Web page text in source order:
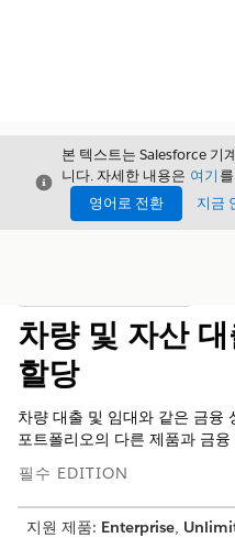
닫기
본 텍스트는 Salesforce 기
니다. 자세한 내용은 여기
영어로 전환
지금
차량 및 자산
할당
차량 대출 및 임대와 같은 금융
포트폴리오의 다른 제품과 금
필수 EDITION
지원 제품: Enterprise,